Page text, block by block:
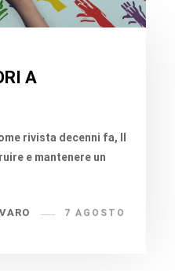
A
rivista decenni fa, Il
e mantenere un
7 AGOSTO